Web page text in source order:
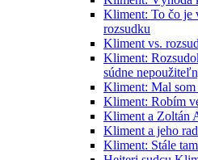
Kliment: To čo je
rozsudku
Kliment vs.
Kliment:
súdne
Kliment: Mal som
Kliment: Robím
Kliment a Zoltán
Kliment a jeho
Kliment: Stále